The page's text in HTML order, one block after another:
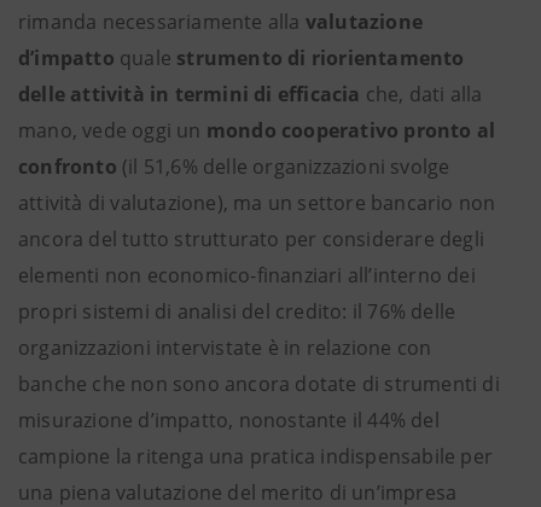
rimanda necessariamente alla valutazione
d’impatto quale strumento di riorientamento
delle attività in termini di efficacia che, dati alla
mano, vede oggi un mondo cooperativo pronto al
confronto (il 51,6% delle organizzazioni svolge
attività di valutazione), ma un settore bancario non
ancora del tutto strutturato per considerare degli
elementi non economico-finanziari all’interno dei
propri sistemi di analisi del credito: il 76% delle
organizzazioni intervistate è in relazione con
banche che non sono ancora dotate di strumenti di
misurazione d’impatto, nonostante il 44% del
campione la ritenga una pratica indispensabile per
una piena valutazione del merito di un’impresa